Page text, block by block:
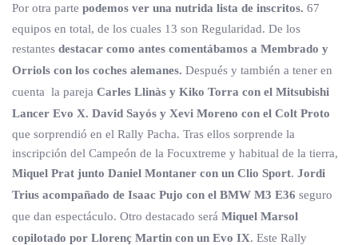
Por otra parte podemos ver una nutrida lista de inscritos. 67
equipos en total, de los cuales 13 son Regularidad. De los
restantes destacar como antes comentábamos a Membrado y
Orriols con los coches alemanes. Después y también a tener en
cuenta la pareja Carles Llinàs y Kiko Torra con el Mitsubishi
Lancer Evo X. David Sayós y Xevi Moreno con el Colt Proto
que sorprendió en el Rally Pacha. Tras ellos sorprende la
inscripción del Campeón de la Focuxtreme y habitual de la tierra,
Miquel Prat junto Daniel Montaner con un Clio Sport. Jordi
Trius acompañado de Isaac Pujo con el BMW M3 E36 seguro
que dan espectáculo. Otro destacado será Miquel Marsol
copilotado por Llorenç Martin con un Evo IX. Este Rally